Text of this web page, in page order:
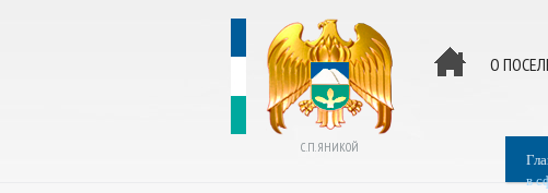
С.П. ЯНИКОЙ
О
в